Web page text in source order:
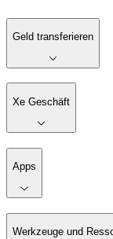
Geld transferieren
Xe Geschäft
Apps
Werkzeuge und